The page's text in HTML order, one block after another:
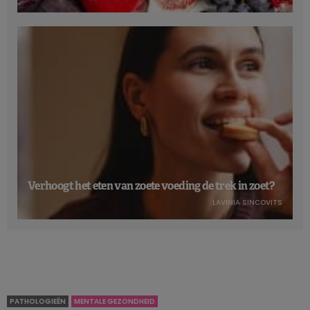
Hoe zijn de eetgewoonten veranderd over
een periode van 15 jaar?
Hoe de PHDI-score verder zal evolueren hangt deels af van
de positieve veranderingen in de eetpatronen, maar
evenzeer van een aantal trends die niet de goede richting
uitgaan en dus nadelig zijn voor een hogere PHDI-score.
meer consumptie van
volkorenproducten, noten en zaden en onverzadigde
oliën; minder consumptie van rood vlees, bewerkt vlees,
toegevoegde suikers, verzadigde vetten en
Verhoogt het eten van zoete voeding de trek in zoet?
LAVINIA SINCOVITS
PATHOLOGIEËN MENTALE GEZONDHEID